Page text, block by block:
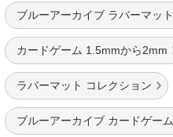
ブルーアーカイブ ラバーマット
カードゲーム 1.5mmから2mm
ラバーマット コレクション
ブルーアーカイブ カードゲーム